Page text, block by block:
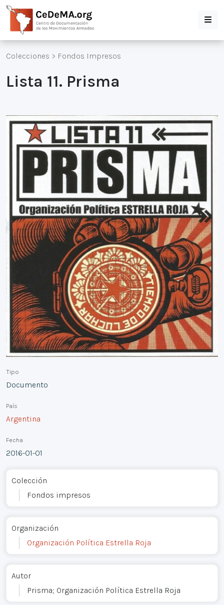
Colecciones > Fondos Impresos
Lista 11. Prisma
Tipo
Documento
País
Argentina
Fecha
2016-01-01
Colección
Fondos impresos
Organización
Organización Política Estrella Roja
Autor
Prisma; Organización Política Estrella Roja